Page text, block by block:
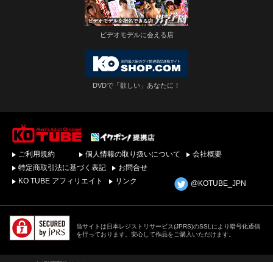
ビデオモデルに会える店
DVDで「欲しい」あなたに！
単ダウンロード！ゲイ
動画配信サイトKO
TUBEトップページへ
ご利用規約 個人情報の取り扱いについて
会社概要
特定商取引法に基づく表記
お問合せ
KO TUBE アフィリエイト
リンク @KOTUBE_JPN
当サイトは日本レジストリサービス(JPRS)のSSLにより暗号化通信
を行っております。安心して作品をご購入いただけます。